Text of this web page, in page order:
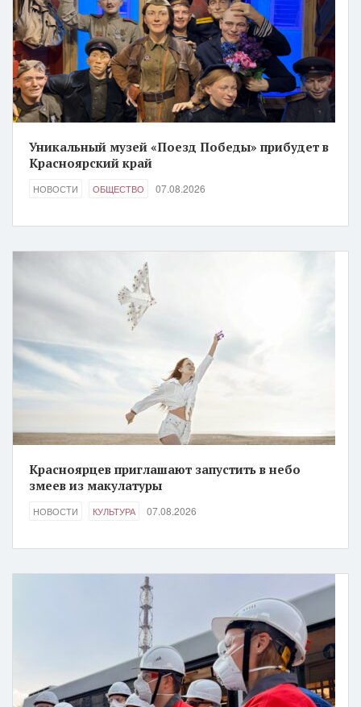
Уникальный музей «Поезд Победы» прибудет в
Красноярский край
НОВОСТИ ОБЩЕСТВО 07.08.2026
Красноярцев приглашают запустить в небо
змеев из макулатуры
НОВОСТИ КУЛЬТУРА 07.08.2026